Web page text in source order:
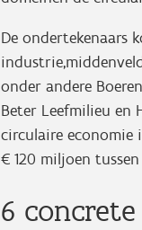
De ondertekenaars
onder andere
Beter Leefmilieu en
circulaire economie
€ 120 miljoen
6 concrete